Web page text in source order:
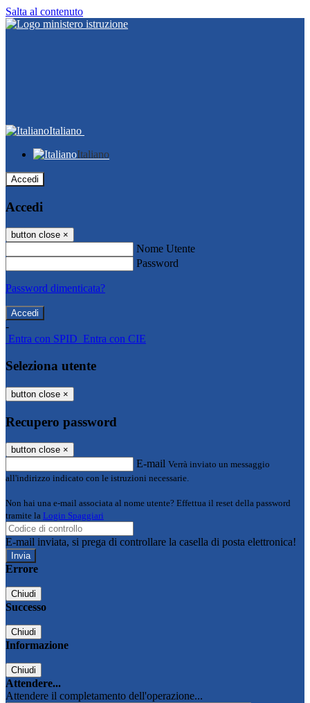
Salta al contenuto
Italiano
Italiano
Accedi
Accedi
button close ×
Nome Utente
Password
Password dimenticata?
-
Entra con SPID Entra con CIE
Seleziona utente
button close ×
Recupero password
button close ×
E-mail Verrà inviato un messaggio
all'indirizzo indicato con le istruzioni necessarie.
Non hai una e-mail associata al nome utente? Effettua il reset della password
tramite la Login Spaggiari
E-mail inviata, si prega di controllare la casella di posta elettronica!
Errore
Chiudi
Successo
Chiudi
Informazione
Chiudi
Attendere...
Attendere il completamento dell'operazione...